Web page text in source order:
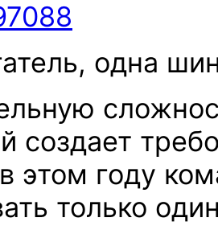
одна
создает
этом году
только